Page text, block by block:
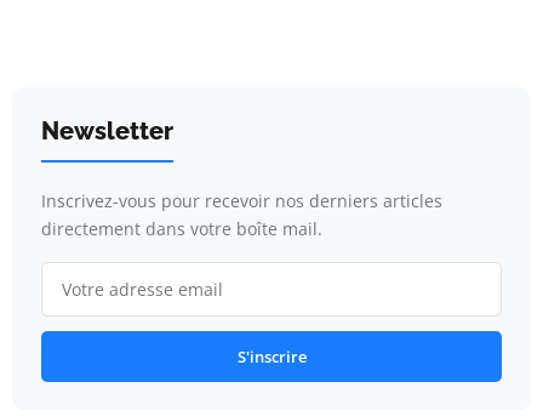
Newsletter
Inscrivez-vous pour recevoir nos derniers articles
directement dans votre boîte mail.
S'inscrire